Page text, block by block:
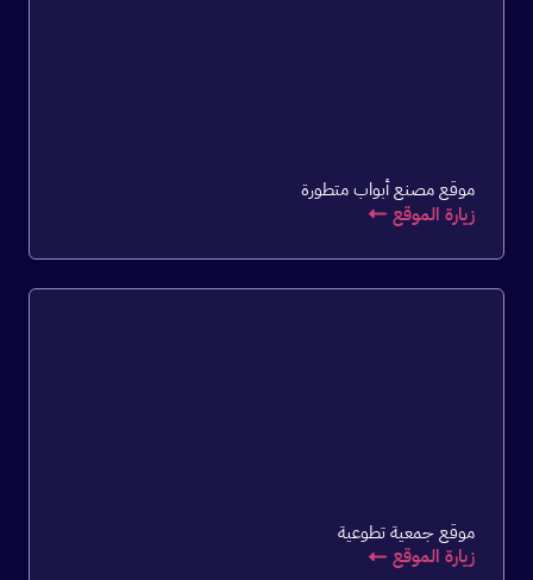
موقع مصنع أبواب متطورة
زيارة الموقع
موقع جمعية تطوعية
زيارة الموقع